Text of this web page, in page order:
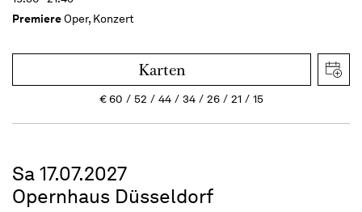
PremiereOper, Konzert
Karten
€60 52 44 34 26 21 15
Sa 17.07.2027
Opernhaus Düsseldorf